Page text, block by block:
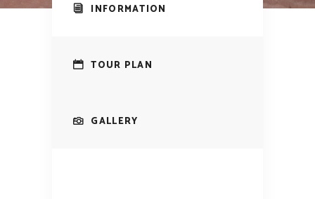
INFORMATION
TOUR PLAN
GALLERY